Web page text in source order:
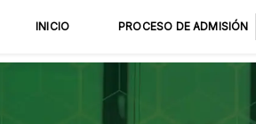
INICIO PROCESO DE ADMISIÓN